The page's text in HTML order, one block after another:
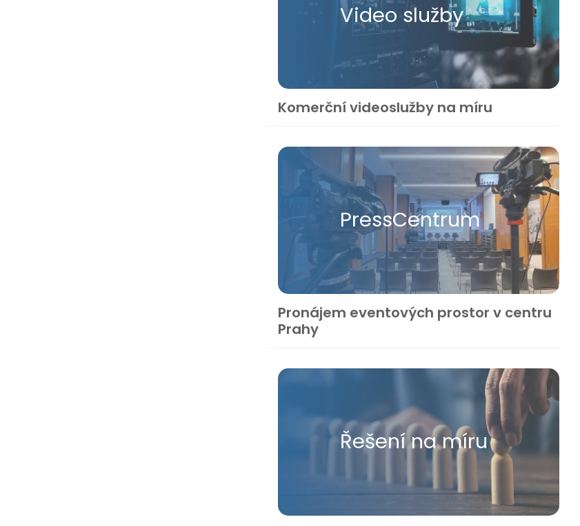
Video služby
Komerční videoslužby na míru
Press​Centrum
Pronájem eventových prostor v centru
Prahy
Řešení na míru